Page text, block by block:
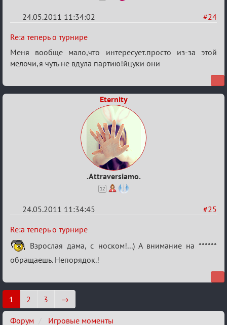
#24
24.05.2011 11:34:02
Re:
а
теперь
турнире
Re:а теперь о турнире
Меня вообще мало,что интересует.просто из-за этой
мелочи,я чуть не вдула партию!йцуки они
Eternity
.Attraversiamo.
12
#25
24.05.2011 11:34:45
Re:
а
теперь
турнире
Re:а теперь о турнире
Взрослая дама, с носком!...) А внимание на ******
обращаешь. Непорядок.!
1 2 3 →
Форум Игровые моменты